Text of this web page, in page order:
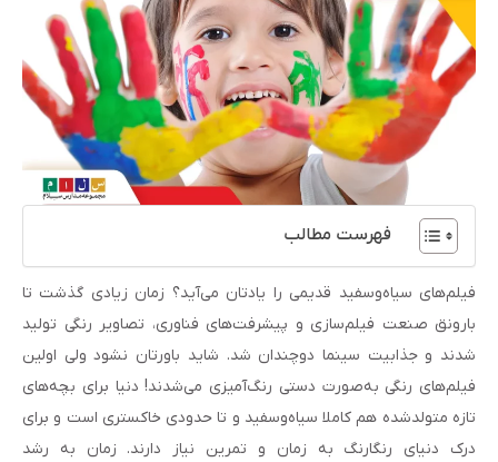
فهرست مطالب
فیلم‌های سیاه‌‌وسفید قدیمی را یادتان می‌آید؟ زمان زیادی گذشت تا
بارونق صنعت فیلم‌سازی و پیشرفت‌های فناوری، تصاویر رنگی تولید
شدند و جذابیت سینما دوچندان شد. شاید باورتان نشود ولی اولین
فیلم‌های رنگی به‌صورت دستی رنگ‌آمیزی می‌شدند!‌ دنیا برای بچه‌های
تازه متولدشده هم کاملا سیاه‌و‌سفید و تا حدودی خاکستری است و برای
درک دنیای رنگارنگ به زمان و تمرین نیاز دارند. زمان به رشد